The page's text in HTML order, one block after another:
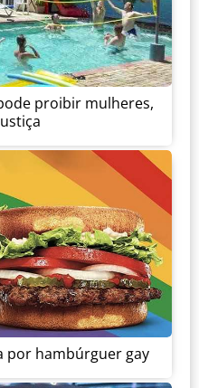
proibir mulheres,
por hambúrguer gay